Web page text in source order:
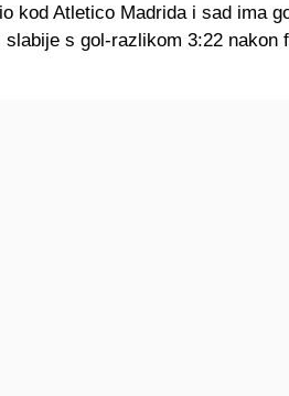
kod Atletico Madrida i sad ima
s gol-razlikom 3:22 nakon